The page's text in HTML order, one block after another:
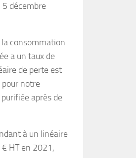
5 décembre
consommation
a un taux de
de perte est
pour notre
après de
à un linéaire
HT en 2021,